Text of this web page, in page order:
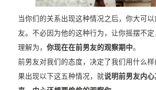
当你们的关系出现这种情况之后，你大可
友。不必因为他的这种行为，让你摇摆不
理解为， 你现在在前男友的观察期中。
前男友对我们的态度，决定了我们用什么
果出现以下这五种情况，就说明前男友内